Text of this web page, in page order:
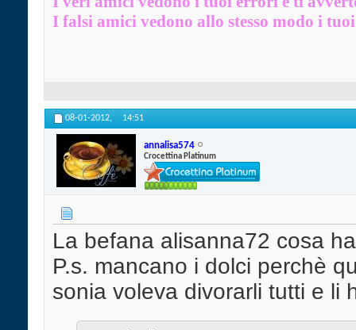
I falsi amici vedono allo stesso modo i
08-01-2012, 14:51
annalisa574
Crocettina Platinum
La befana alisanna72 cosa
P.s. mancano i dolci perchè
sonia voleva divorarli tutti e li